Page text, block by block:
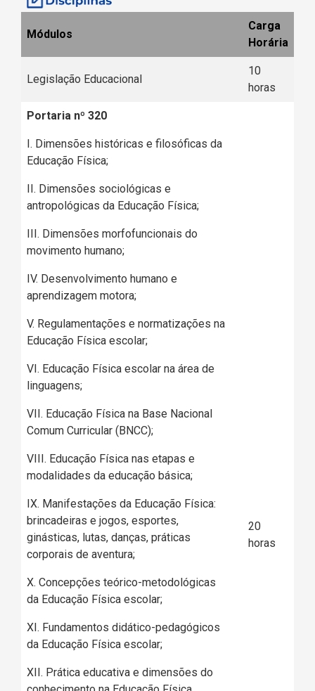
Módulos
Carga
Horária
Legislação Educacional
10
horas
Portaria nº 320
I. Dimensões históricas e filosóficas da
Educação Física;
II. Dimensões sociológicas e
antropológicas da Educação Física;
III. Dimensões morfofuncionais do
movimento humano;
IV. Desenvolvimento humano e
aprendizagem motora;
V. Regulamentações e normatizações na
Educação Física escolar;
VI. Educação Física escolar na área de
linguagens;
VII. Educação Física na Base Nacional
Comum Curricular (BNCC);
VIII. Educação Física nas etapas e
modalidades da educação básica;
IX. Manifestações da Educação Física:
brincadeiras e jogos, esportes,
ginásticas, lutas, danças, práticas
corporais de aventura;
X. Concepções teórico-metodológicas
da Educação Física escolar;
XI. Fundamentos didático-pedagógicos
da Educação Física escolar;
XII. Prática educativa e dimensões do
20
horas